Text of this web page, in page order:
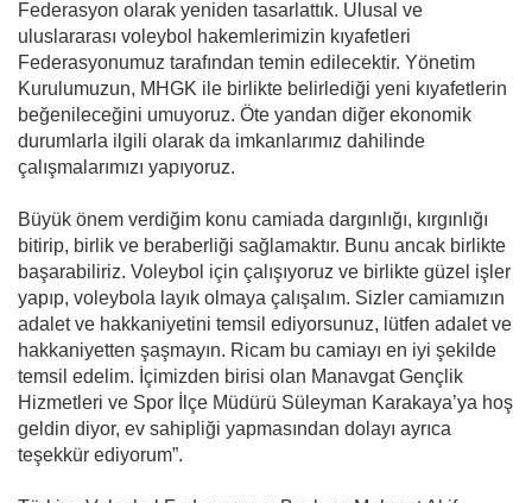
Federasyon olarak yeniden tasarlattık. Ulusal ve
uluslararası voleybol hakemlerimizin kıyafetleri
Federasyonumuz tarafından temin edilecektir. Yönetim
Kurulumuzun, MHGK ile birlikte belirlediği yeni kıyafetlerin
beğenileceğini umuyoruz. Öte yandan diğer ekonomik
durumlarla ilgili olarak da imkanlarımız dahilinde
çalışmalarımızı yapıyoruz.
Büyük önem verdiğim konu camiada dargınlığı, kırgınlığı
bitirip, birlik ve beraberliği sağlamaktır. Bunu ancak birlikte
başarabiliriz. Voleybol için çalışıyoruz ve birlikte güzel işler
yapıp, voleybola layık olmaya çalışalım. Sizler camiamızın
adalet ve hakkaniyetini temsil ediyorsunuz, lütfen adalet ve
hakkaniyetten şaşmayın. Ricam bu camiayı en iyi şekilde
temsil edelim. İçimizden birisi olan Manavgat Gençlik
Hizmetleri ve Spor İlçe Müdürü Süleyman Karakaya’ya hoş
geldin diyor, ev sahipliği yapmasından dolayı ayrıca
teşekkür ediyorum”.